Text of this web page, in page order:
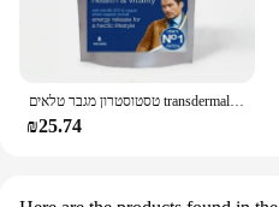
טסטוסטרון מגבר טלאים transdermal לגברים
₪25.74